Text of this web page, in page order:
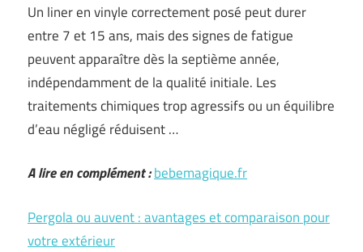
Un liner en vinyle correctement posé peut durer
entre 7 et 15 ans, mais des signes de fatigue
peuvent apparaître dès la septième année,
indépendamment de la qualité initiale. Les
traitements chimiques trop agressifs ou un équilibre
d’eau négligé réduisent …
A lire en complément :bebemagique.fr
Pergola ou auvent : avantages et comparaison pour
votre extérieur